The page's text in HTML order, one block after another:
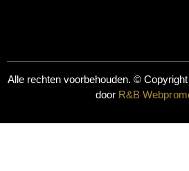
Alle rechten voorbehouden. © Copyright
door R&B